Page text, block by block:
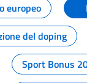
europeo
del doping
Sport Bonus